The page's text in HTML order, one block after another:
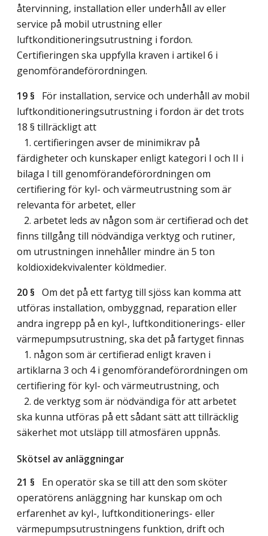
återvinning, installation eller underhåll av eller
service på mobil utrustning eller
luftkonditioneringsutrustning i fordon.
Certifieringen ska uppfylla kraven i artikel 6 i
genomförandeförordningen.
19 § För installation, service och underhåll av mobil
luftkonditioneringsutrustning i fordon är det trots
18 § tillräckligt att
1. certifieringen avser de minimikrav på
färdigheter och kunskaper enligt kategori I och II i
bilaga I till genomförandeförordningen om
certifiering för kyl- och värmeutrustning som är
relevanta för arbetet, eller
2. arbetet leds av någon som är certifierad och det
finns tillgång till nödvändiga verktyg och rutiner,
om utrustningen innehåller mindre än 5 ton
koldioxidekvivalenter köldmedier.
20 § Om det på ett fartyg till sjöss kan komma att
utföras installation, ombyggnad, reparation eller
andra ingrepp på en kyl-, luftkonditionerings- eller
värmepumpsutrustning, ska det på fartyget finnas
1. någon som är certifierad enligt kraven i
artiklarna 3 och 4 i genomförandeförordningen om
certifiering för kyl- och värmeutrustning, och
2. de verktyg som är nödvändiga för att arbetet
ska kunna utföras på ett sådant sätt att tillräcklig
säkerhet mot utsläpp till atmosfären uppnås.
Skötsel av anläggningar
21 § En operatör ska se till att den som sköter
operatörens anläggning har kunskap om och
erfarenhet av kyl-, luftkonditionerings- eller
värmepumpsutrustningens funktion, drift och